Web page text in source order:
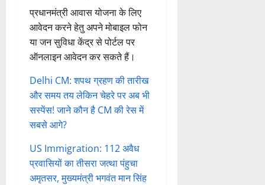
प्रधानमंत्री आवास योजना के लिए
आवेदन करने हेतु अपने मोबाइल फोन
या जन सुविधा केंद्र से पोर्टल पर
ऑनलाइन आवेदन कर सकते हैं।
Delhi CM: शपथ ग्रहण की तारीख
और समय तय लेकिन चेहरे पर अब भी
सस्पेंस! जाने कौन है CM की रेस में
सबसे आगे?
US Immigration: 112 अवैध
प्रवासियों का तीसरा जत्था पंहुचा
अमृतसर, मुख्यमंत्री भगवंत मान सिंह